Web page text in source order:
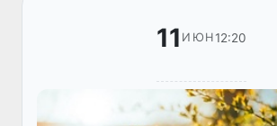
11 ИЮН12:20